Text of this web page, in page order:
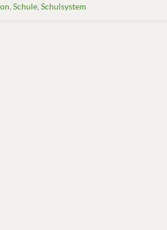
, Schule, Schulsystem